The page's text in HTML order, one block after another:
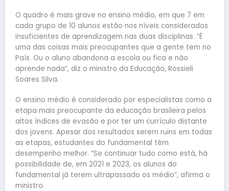
O quadro é mais grave no ensino médio, em que 7 em
cada grupo de 10 alunos estão nos níveis considerados
insuficientes de aprendizagem nas duas disciplinas. “É
uma das coisas mais preocupantes que a gente tem no
País. Ou o aluno abandona a escola ou fica e não
aprende nada”, diz o ministro da Educação, Rossieli
Soares Silva.
O ensino médio é considerado por especialistas como a
etapa mais preocupante da educação brasileira pelos
altos índices de evasão e por ter um currículo distante
dos jovens. Apesar dos resultados serem ruins em todas
as etapas, estudantes do fundamental têm
desempenho melhor. “Se continuar tudo como está, há
possibilidade de, em 2021 e 2023, os alunos do
fundamental já terem ultrapassado os médio”, afirma o
ministro.